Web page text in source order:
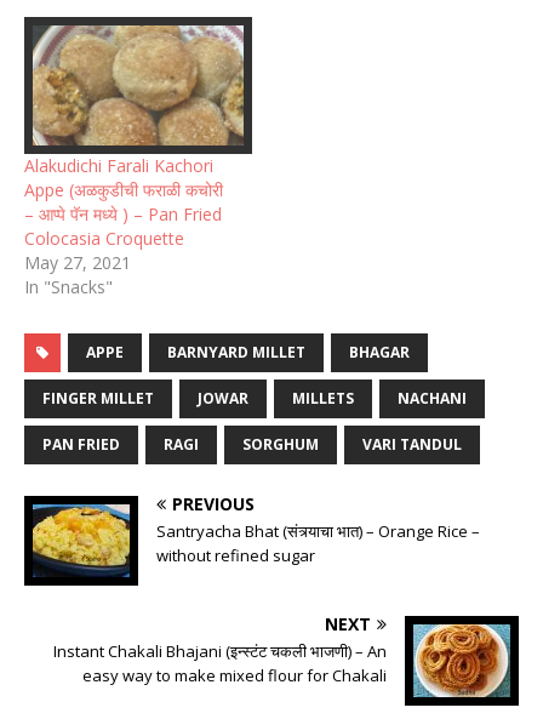
Alakudichi Farali Kachori
Appe (अळकुडीची फराळी कचोरी
– आप्पे पॅन मध्ये ) – Pan Fried
Colocasia Croquette
May 27, 2021
In "Snacks"
APPE BARNYARD MILLET BHAGAR
FINGER MILLET JOWAR MILLETS NACHANI
PAN FRIED RAGI SORGHUM VARI TANDUL
PREVIOUS
Santryacha Bhat (संत्र्याचा भात) – Orange Rice –
without refined sugar
NEXT
Instant Chakali Bhajani (इन्स्टंट चकली भाजणी) – An
easy way to make mixed flour for Chakali